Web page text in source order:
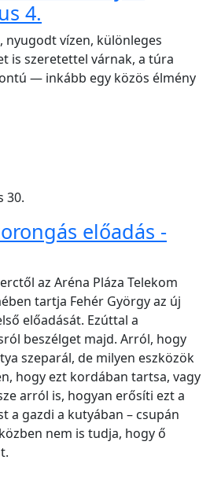
4.
nyugodt vízen, különleges
is szeretettel várnak, a túra
— inkább egy közös élmény
30.
előadás -
az Aréna Pláza Telekom
tartja Fehér György az új
előadását. Ezúttal a
beszélget majd. Arról, hogy
szeparál, de milyen eszközök
hogy ezt kordában tartsa, vagy
arról is, hogyan erősíti ezt a
a gazdi a kutyában – csupán
nem is tudja, hogy ő